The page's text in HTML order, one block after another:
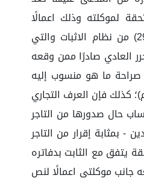
لموكلته وذلك اعمالًا
لصريح نص المادة (29/1) من نظام الاثبات والتي
العادي صادرًا ممن وقعه
صراحة ما هو منسوب إليه
كذلك فإن العرف التجاري
حال صدورها من التاجر
- بمثابة إقرار من التاجر
يتفق مع الثابت بدفاتره
جانب موكلتي اعمالًا لنص